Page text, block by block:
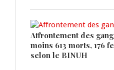
Affrontement des
moins 613 morts, 176
selon le BINUH